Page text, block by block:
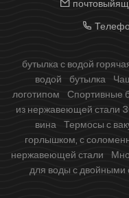
бутылка с водой
водой
бутылка
логотипом Спортивные
из нержавеющей стали
вина Термосы с
горлышком, с
нержавеющей стали
для воды с двойными